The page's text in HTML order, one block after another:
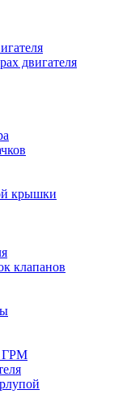
двигателя
крышки
клапанов
ГРМ